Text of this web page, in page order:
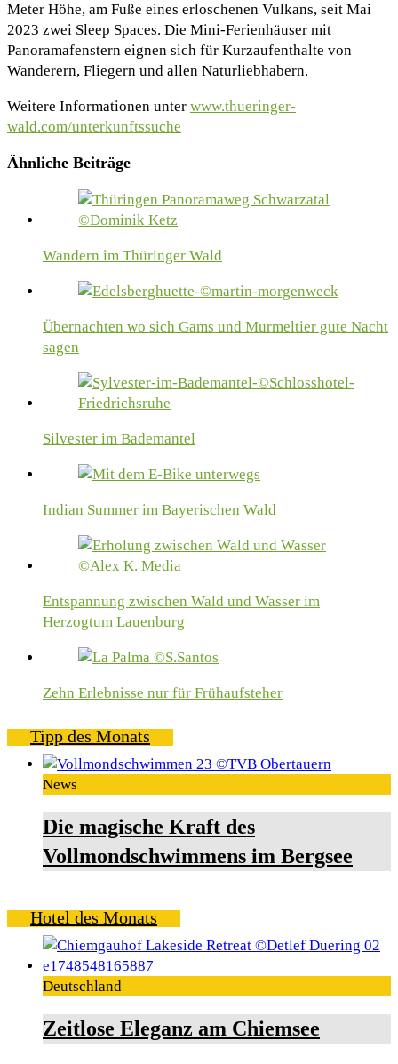
Meter Höhe, am Fuße eines erloschenen Vulkans, seit Mai
2023 zwei Sleep Spaces. Die Mini-Ferienhäuser mit
Panoramafenstern eignen sich für Kurzaufenthalte von
Wanderern, Fliegern und allen Naturliebhabern.
Weitere Informationen unter www.thueringer-
wald.com/unterkunftssuche
Ähnliche Beiträge
Wandern im Thüringer Wald
Übernachten wo sich Gams und Murmeltier gute Nacht
sagen
Silvester im Bademantel
Indian Summer im Bayerischen Wald
Entspannung zwischen Wald und Wasser im
Herzogtum Lauenburg
Zehn Erlebnisse nur für Frühaufsteher
Tipp des Monats
News
Die magische Kraft des
Vollmondschwimmens im Bergsee
Hotel des Monats
Deutschland
Zeitlose Eleganz am Chiemsee